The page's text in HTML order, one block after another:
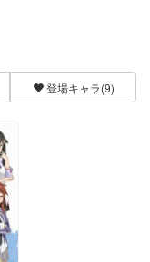
登場キャラ(9)